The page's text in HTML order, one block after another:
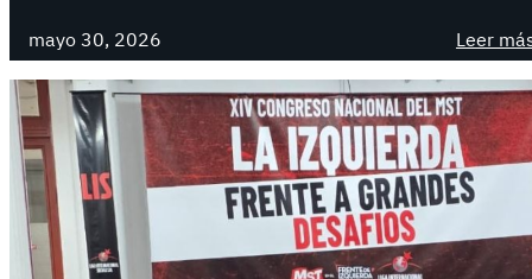
mayo 30, 2026 Leer